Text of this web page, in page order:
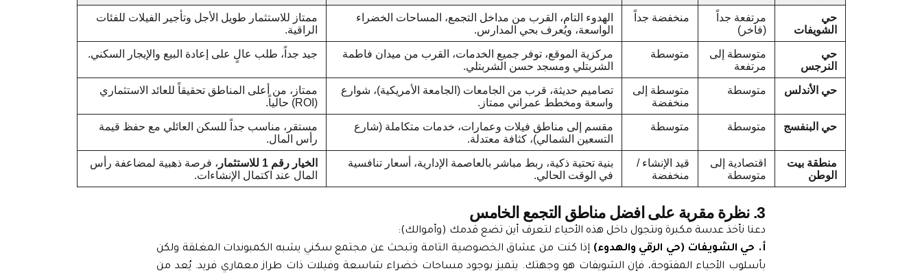
حي
الشويفات
مرتفعة جداً
(فاخر)
منخفضة جداً
الهدوء التام، القرب من مداخل التجمع، المساحات الخضراء
الواسعة، ويُعرف بحي المدارس.
ممتاز للاستثمار طويل الأجل وتأجير الفيلات للفئات
الراقية.
حي
النرجس
متوسطة إلى
مرتفعة
متوسطة
مركزية الموقع، توفر جميع الخدمات، القرب من ميدان فاطمة
الشربتلي ومسجد حسن الشربتلي.
جيد جداً، طلب عالٍ على إعادة البيع والإيجار السكني.
حي الأندلس متوسطة
متوسطة إلى
منخفضة
تصاميم حديثة، قرب من الجامعات (الجامعة الأمريكية)، شوارع
واسعة ومخطط عمراني ممتاز.
ممتاز، من أعلى المناطق تحقيقاً للعائد الاستثماري
(ROI) حالياً.
حي البنفسج
متوسطة متوسطة
مقسم إلى مناطق فيلات وعمارات، خدمات متكاملة (شارع
التسعين الشمالي)، كثافة معتدلة.
مستقر، مناسب جداً للسكن العائلي مع حفظ قيمة
رأس المال.
منطقة بيت
الوطن
اقتصادية إلى
متوسطة
قيد الإنشاء /
منخفضة
بنية تحتية ذكية، ربط مباشر بالعاصمة الإدارية، أسعار تنافسية
في الوقت الحالي.
الخيار رقم 1 للاستثمار
، فرصة ذهبية لمضاعفة رأس
المال عند اكتمال الإنشاءات.
3. نظرة مقربة على افضل مناطق التجمع الخامس
دعنا نأخذ عدسة مكبرة ونتجول داخل هذه الأحياء لتعرف أين تضع قدمك (وأموالك):
أ. حي الشويفات (حي الرقي والهدوء) إذا كنت من عشاق الخصوصية التامة وتبحث عن مجتمع سكني يشبه الكمبوندات المغلقة ولكن
بأسلوب الأحياء المفتوحة، فإن الشويفات هو وجهتك. يتميز بوجود مساحات خضراء شاسعة وفيلات ذات طراز معماري فريد. يُعد من